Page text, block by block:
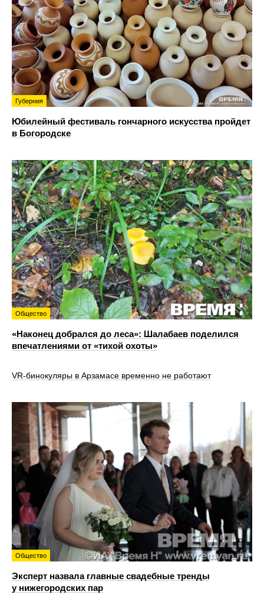
Губерния
Юбилейный фестиваль гончарного искусства пройдет
в Богородске
Общество
«Наконец добрался до леса»: Шалабаев поделился
впечатлениями от «тихой охоты»
VR‑бинокуляры в Арзамасе временно не работают
Общество
Эксперт назвала главные свадебные тренды
у нижегородских пар